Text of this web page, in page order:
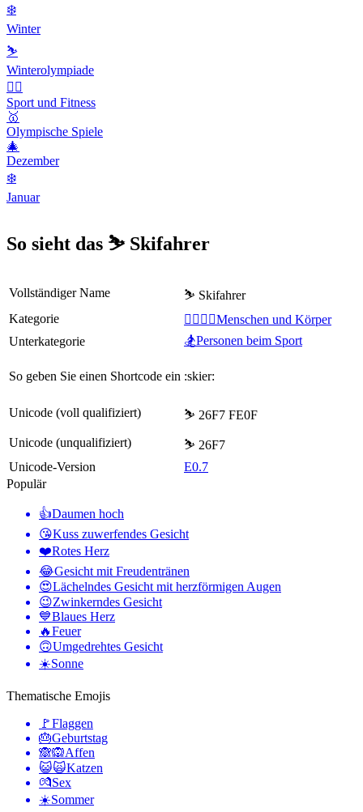
❄️
Winter
⛷
Winterolympiade
🤾‍♀️
Sport und Fitness
🥇
Olympische Spiele
🎄
Dezember
❄️
Januar
So sieht das ⛷️ Skifahrer
Vollständiger Name
⛷️ Skifahrer
Kategorie
👩‍❤️‍💋‍👨Menschen und Körper
Unterkategorie
🏂Personen beim Sport
So geben Sie einen Shortcode ein :skier:
Unicode (voll qualifiziert)
⛷️ 26F7 FE0F
Unicode (unqualifiziert)
⛷ 26F7
Unicode-Version
E0.7
Populär
👍Daumen hoch
😘Kuss zuwerfendes Gesicht
❤️Rotes Herz
😂Gesicht mit Freudentränen
😍Lächelndes Gesicht mit herzförmigen Augen
😉Zwinkerndes Gesicht
💙Blaues Herz
🔥Feuer
🙃Umgedrehtes Gesicht
☀️Sonne
Thematische Emojis
🚩Flaggen
🎂Geburtstag
🙈🙉Affen
😺🙀Katzen
💏Sex
☀️Sommer